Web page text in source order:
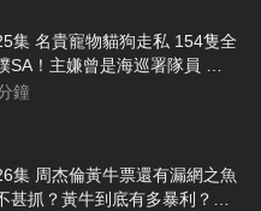
集 名貴寵物貓狗走私 154隻全
SA！主嫌曾是海巡署隊員 刑
判1年半！這樣罰責你同意
鐘
集 周杰倫黃牛票還有漏網之魚
甚抓？黃牛到底有多暴利？比